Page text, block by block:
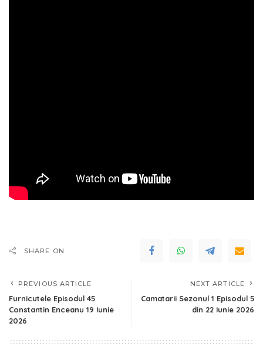
SHARE ON
PREVIOUS ARTICLE
Furnicutele Episodul 45
Constantin Enceanu 19 Iunie
2026
NEXT ARTICLE
Camatarii Sezonul 1 Episodul 5
din 22 Iunie 2026